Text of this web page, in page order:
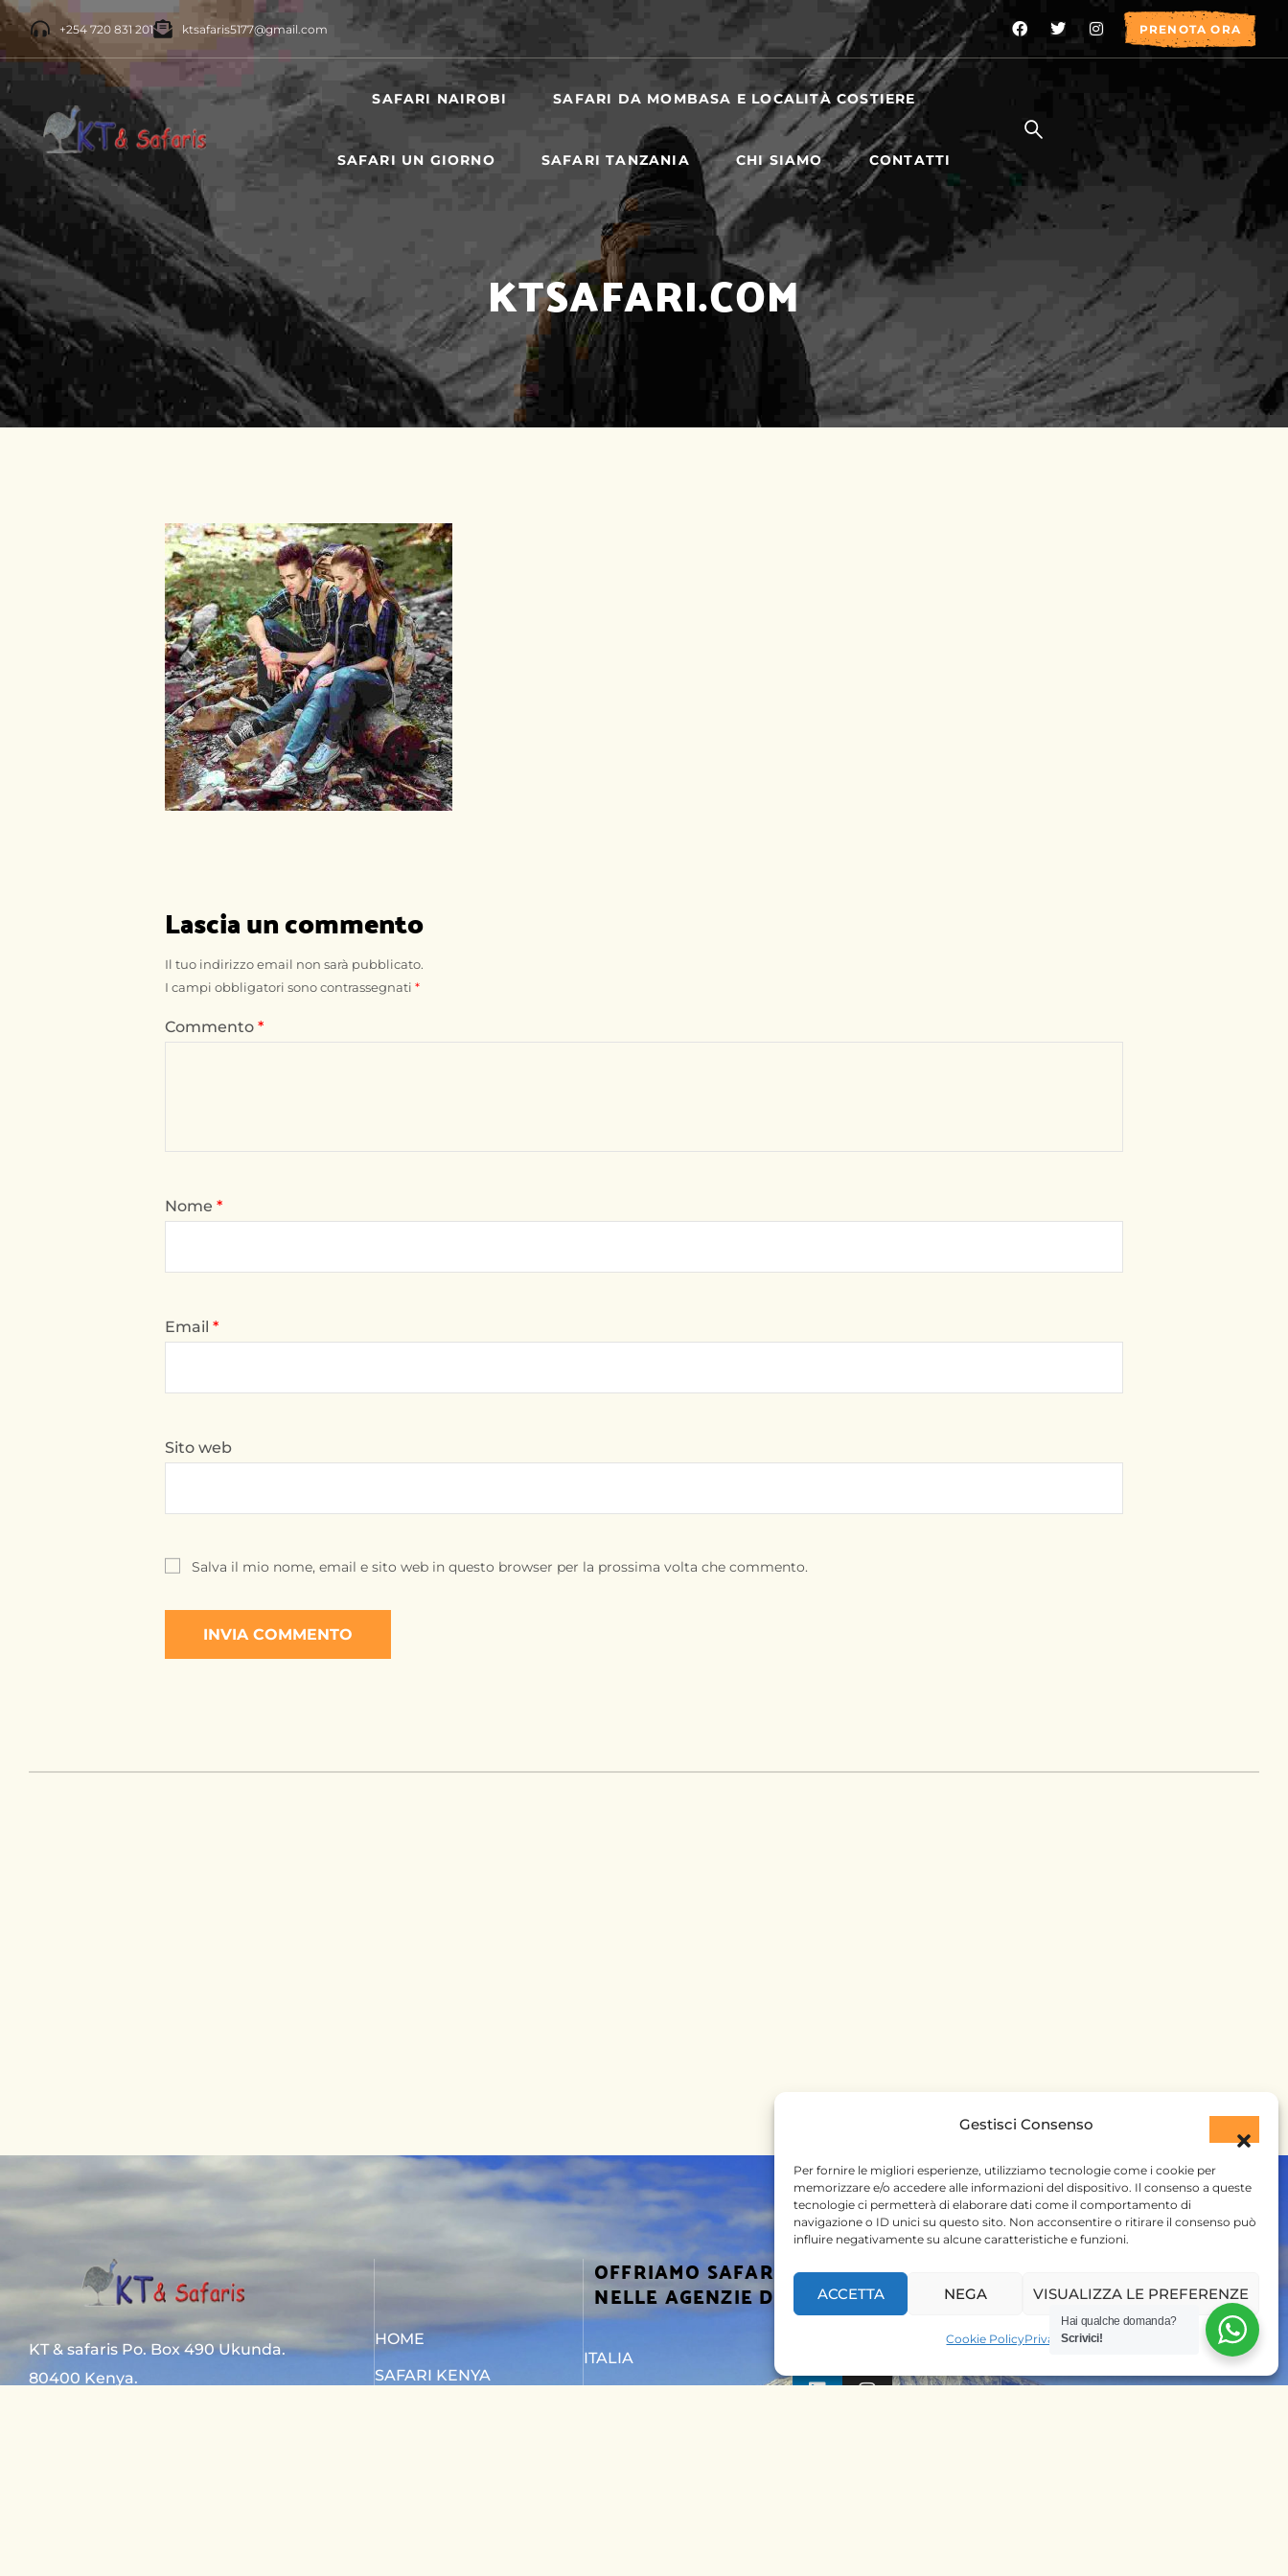
Gestisci Consenso
Per fornire le migliori esperienze, utilizziamo tecnologie come i cookie per
memorizzare e/o accedere alle informazioni del dispositivo. Il consenso a queste
tecnologie ci permetterà di elaborare dati come il comportamento di
navigazione o ID unici su questo sito. Non acconsentire o ritirare il consenso può
influire negativamente su alcune caratteristiche e funzioni.
ACCETTA NEGA VISUALIZZA LE PREFERENZE
Cookie PolicyPrivacy Policy
+254 720 831 201 ktsafaris5177@gmail.com PRENOTA ORA
SAFARI NAIROBI SAFARI DA MOMBASA E LOCALITÀ COSTIERE
SAFARI UN GIORNO SAFARI TANZANIA CHI SIAMO CONTATTI
KTSAFARI.COM
Lascia un commento
Il tuo indirizzo email non sarà pubblicato.
I campi obbligatori sono contrassegnati *
Commento *
Nome *
Email *
Sito web
Salva il mio nome, email e sito web in questo browser per la prossima volta che commento.
KT & safaris Po. Box 490 Ukunda.
80400 Kenya.
HOME
SAFARI KENYA
OFFRIAMO SAFARI
NELLE AGENZIE DI
ITALIA
SEGUICI SU
PRENOTA SUBITO IL
Hai qualche domanda?
Scrivici!